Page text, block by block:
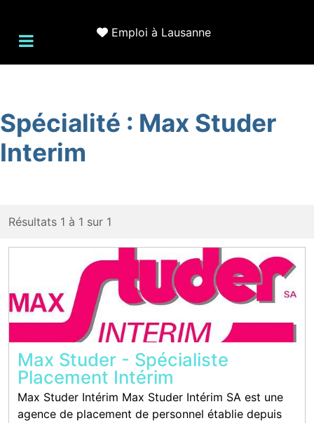
Emploi à Lausanne
Spécialité : Max Studer
Interim
Résultats 1 à 1 sur 1
Max Studer - Spécialiste
Placement Intérim
Max Studer Intérim Max Studer Intérim SA est une
agence de placement de personnel établie depuis